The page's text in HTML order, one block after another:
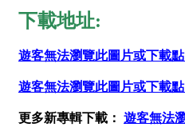
下載地址:
遊客無法瀏覽此圖片或下載
遊客無法瀏覽此圖片或下載
更多新專輯下載： 遊客無法